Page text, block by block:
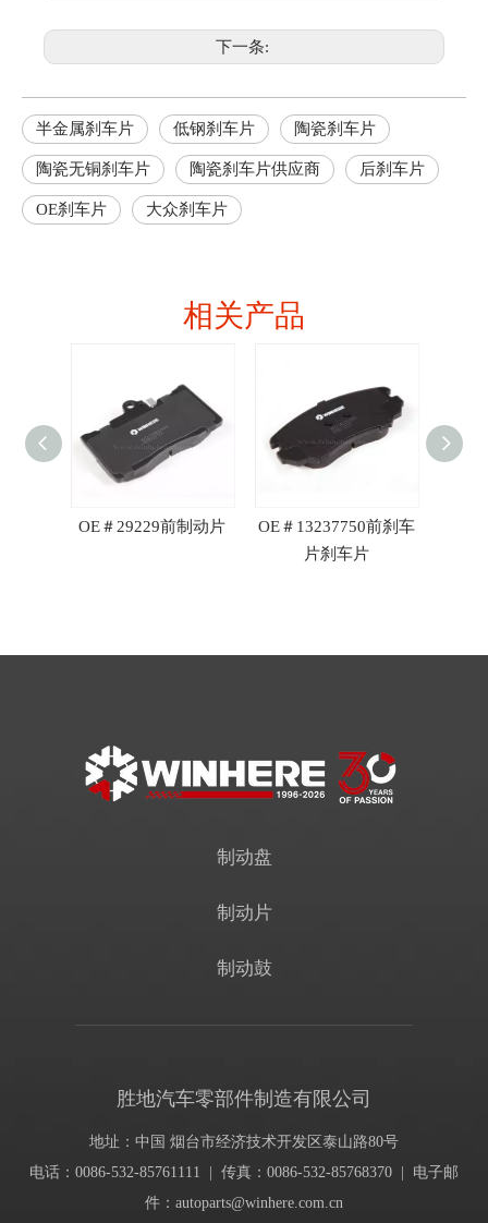
下一条:
半金属刹车片 低钢刹车片 陶瓷刹车片
陶瓷无铜刹车片 陶瓷刹车片供应商 后刹车片
OE刹车片 大众刹车片
相关产品
OE＃29229前制动片
OE＃13237750前刹车
片刹车片
制动盘
制动片
制动鼓
胜地汽车零部件制造有限公司
地址：中国 烟台市经济技术开发区泰山路80号
电话：0086-532-85761111 | 传真：0086-532-85768370 | 电子邮
件： autoparts@winhere.com.cn